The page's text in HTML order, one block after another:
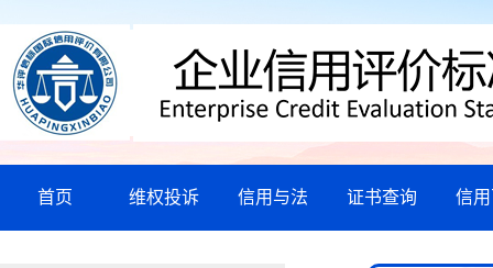
首页 维权投诉 信用与法 证书查询 信